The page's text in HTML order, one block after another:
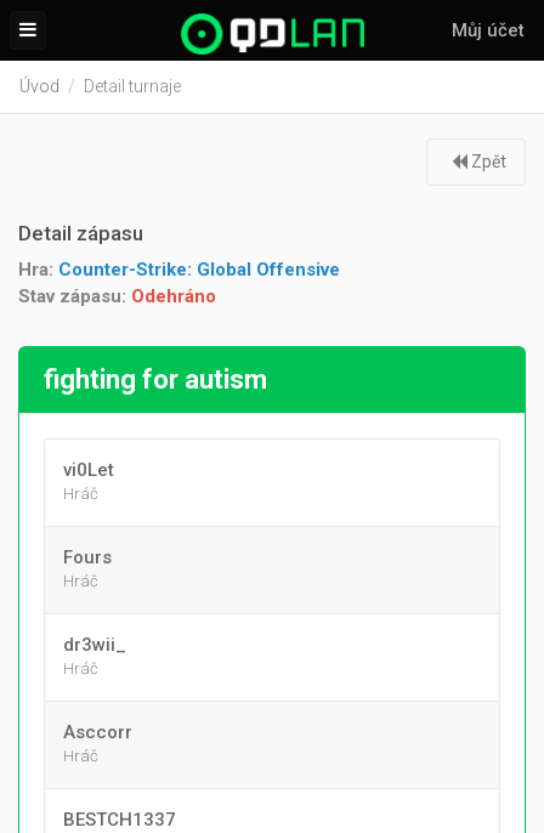
Můj účet
Úvod Detail turnaje
Zpět
Detail zápasu
Hra: Counter-Strike: Global Offensive
Stav zápasu: Odehráno
fighting for autism
vi0Let
Hráč
Fours
Hráč
dr3wii_
Hráč
Asccorr
Hráč
BESTCH1337